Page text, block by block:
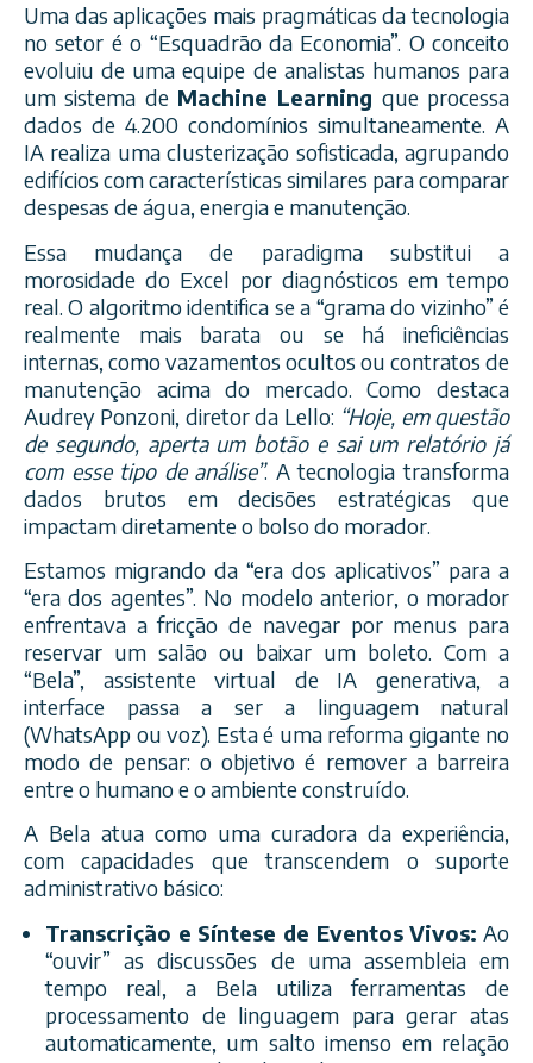
Uma das aplicações mais pragmáticas da tecnologia
no setor é o “Esquadrão da Economia”. O conceito
evoluiu de uma equipe de analistas humanos para
um sistema de Machine Learning que processa
dados de 4.200 condomínios simultaneamente. A
IA realiza uma clusterização sofisticada, agrupando
edifícios com características similares para comparar
despesas de água, energia e manutenção.
Essa mudança de paradigma substitui a
morosidade do Excel por diagnósticos em tempo
real. O algoritmo identifica se a “grama do vizinho” é
realmente mais barata ou se há ineficiências
internas, como vazamentos ocultos ou contratos de
manutenção acima do mercado. Como destaca
Audrey Ponzoni, diretor da Lello: “Hoje, em questão
de segundo, aperta um botão e sai um relatório já
com esse tipo de análise”. A tecnologia transforma
dados brutos em decisões estratégicas que
impactam diretamente o bolso do morador.
Estamos migrando da “era dos aplicativos” para a
“era dos agentes”. No modelo anterior, o morador
enfrentava a fricção de navegar por menus para
reservar um salão ou baixar um boleto. Com a
“Bela”, assistente virtual de IA generativa, a
interface passa a ser a linguagem natural
(WhatsApp ou voz). Esta é uma reforma gigante no
modo de pensar: o objetivo é remover a barreira
entre o humano e o ambiente construído.
A Bela atua como uma curadora da experiência,
com capacidades que transcendem o suporte
administrativo básico:
Transcrição e Síntese de Eventos Vivos: Ao
“ouvir” as discussões de uma assembleia em
tempo real, a Bela utiliza ferramentas de
processamento de linguagem para gerar atas
automaticamente, um salto imenso em relação